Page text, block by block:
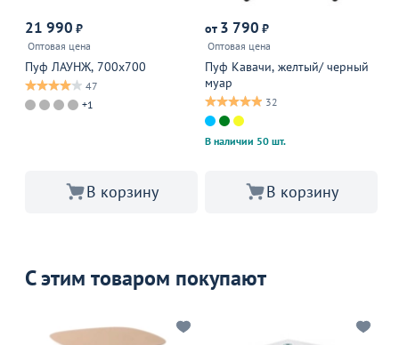
21 990 ₽
Оптовая цена
Пуф ЛАУНЖ, 700x700
47
+1
В корзину
от 3 790 ₽
Оптовая цена
Пуф Кавачи, желтый/ черный
муар
32
В наличии 50 шт.
В корзину
С этим товаром покупают